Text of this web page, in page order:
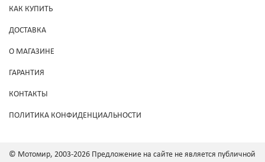
КАК КУПИТЬ
ДОСТАВКА
О МАГАЗИНЕ
ГАРАНТИЯ
КОНТАКТЫ
ПОЛИТИКА КОНФИДЕНЦИАЛЬНОСТИ
© Мотомир, 2003-2026 Предложение на сайте не является публичной